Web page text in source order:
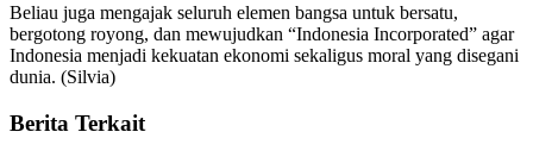
Beliau juga mengajak seluruh elemen bangsa untuk bersatu,
bergotong royong, dan mewujudkan “Indonesia Incorporated” agar
Indonesia menjadi kekuatan ekonomi sekaligus moral yang disegani
dunia. (Silvia)
Berita Terkait